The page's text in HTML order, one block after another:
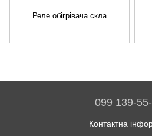
Реле обігрівача скла
099 139-
Контактна